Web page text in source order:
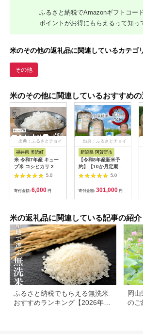
ふるさと納税でAmazonギフトコー
ポイントがお得にもらえるって知っ
米のその他の返礼品に関連しているカテゴ
その他
米のその他に関連しているおすすめ
出典：ふるさとチョイ
福井県 美浜町
米 令和7年産 キュー
ブ米 コシヒカリ 2合
× 3個 計900g 真空パ
ック 新庄やまびこ米
（白米）【化粧箱入り
ギフト プレゼント 母
の日 父の日 お中元 お
】 [m23-a009]
5.0
寄付金額: 6,000 円
出典：ふるさとチョイ
新潟県 阿賀野市
【令和8年産新米予
約】【10か月定期
便】特別栽培米 コシ
ヒカリ 10kg×10回 新
潟県認証 新潟県 米 こ
め コメ 白米 精米 さ
いとう農園 新米 新米
月下旬より順次発送
1G03301
5.0
寄付金額: 301,000 円
米の返礼品に関連している記事の紹介
ふるさと納税でもらえる無洗米
おすすめランキング【2026年最
岡
のご